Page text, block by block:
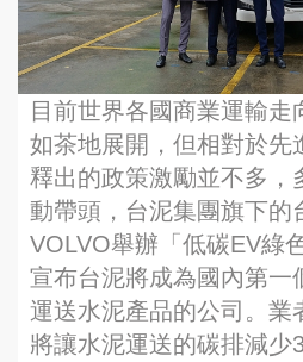
目前世界各國商業運輸走
如茶地展開，但相對於先
釋出的政策激勵並不多，
動帶頭，台泥集團旗下的
VOLVO舉辦「低碳EV綠
宣布台泥將成為國內第一
運送水泥產品的公司。業
將讓水泥運送的碳排減少